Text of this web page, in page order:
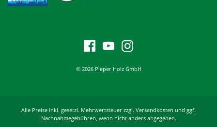
© 2026 Pieper Holz GmbH
Alle Preise inkl. gesetzl. Mehrwertsteuer zzgl. Versandkosten und ggf.
Nachnahmegebühren, wenn nicht anders angegeben.